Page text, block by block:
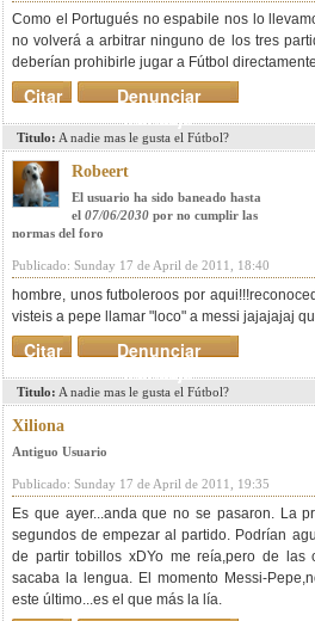
Como el Portugués no espabile nos lo
no volverá a arbitrar ninguno de los tres
deberían prohibirle jugar a Fútbol
Denunciar
mensaje
Citar
Titulo: A nadie mas le gusta el Fútbol?
Robeert
El usuario ha sido baneado hasta
el 07/06/2030 por no cumplir las
normas del foro
Publicado: Sunday 17 de April de 2011, 18:40
hombre, unos futboleroos por
visteis a pepe llamar "loco" a messi jajajajaj
Denunciar
mensaje
Citar
Titulo: A nadie mas le gusta el Fútbol?
Xiliona
Antiguo Usuario
Publicado: Sunday 17 de April de 2011, 19:35
Es que ayer...anda que no se pasaron. La
segundos de empezar al partido. Podrían
de partir tobillos xDYo me reía,pero de las
sacaba la lengua. El momento Messi-
este último...es el que más la lía.